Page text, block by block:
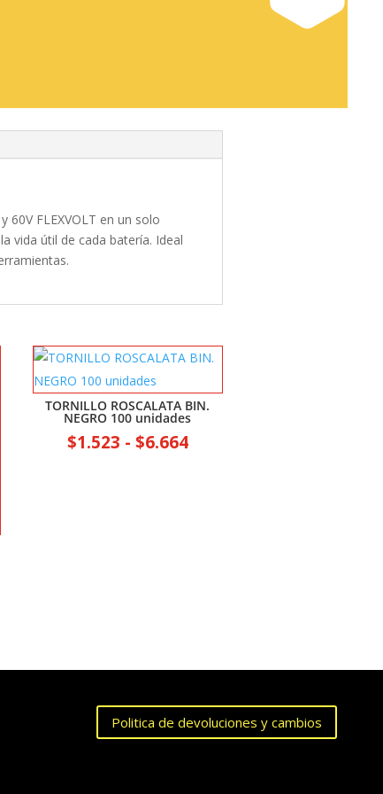
60V FLEXVOLT en un solo
vida útil de cada batería. Ideal
TORNILLO ROSCALATA BIN.
NEGRO 100 unidades
$1.523 - $6.664Rango
Politica de devoluciones y cambios